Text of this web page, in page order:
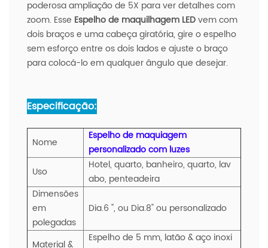
poderosa ampliação de 5X para ver detalhes com
zoom. Esse Espelho de maquilhagem LEDvem com
dois braços e uma cabeça giratória, gire o espelho
sem esforço entre os dois lados e ajuste o braço
para colocá-lo em qualquer ângulo que desejar.
Especificação:
Nome
Espelho de maquiagem
personalizado com luzes
Uso
Hotel, quarto, banheiro, quarto, lav
abo, penteadeira
Dimensões
em
polegadas
Dia.6 ", ou Dia.8" ou personalizado
Material &
Espelho de 5 mm, latão & aço inoxi